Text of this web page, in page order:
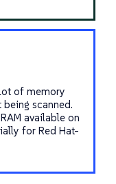
of memory
scanned.
available on
for Red Hat-